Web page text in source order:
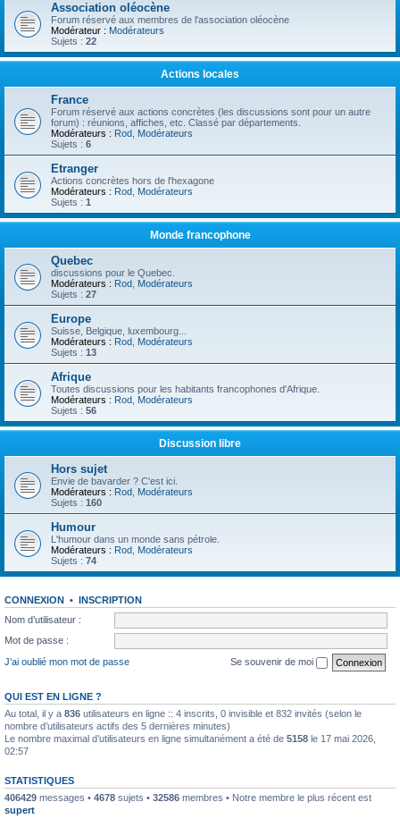
Association oléocène
Forum réservé aux membres de l'association oléocène
Modérateur : Modérateurs
Sujets : 22
Actions locales
France
Forum réservé aux actions concrètes (les discussions sont pour un autre
forum) : réunions, affiches, etc. Classé par départements.
Modérateurs : Rod Modérateurs
Sujets : 6
Etranger
Actions concrètes hors de l'hexagone
Modérateurs : Rod Modérateurs
Sujets : 1
Monde francophone
Quebec
discussions pour le Quebec.
Modérateurs : Rod Modérateurs
Sujets : 27
Europe
Suisse, Belgique, luxembourg...
Modérateurs : Rod Modérateurs
Sujets : 13
Afrique
Toutes discussions pour les habitants francophones d'Afrique.
Modérateurs : Rod Modérateurs
Sujets : 56
Discussion libre
Hors sujet
Envie de bavarder ? C'est ici.
Modérateurs : Rod Modérateurs
Sujets : 160
Humour
L'humour dans un monde sans pétrole.
Modérateurs : Rod Modérateurs
Sujets : 74
CONNEXION • INSCRIPTION
Nom d’utilisateur :
Mot de passe :
J’ai oublié mon mot de passe
Se souvenir de moi
QUI EST EN LIGNE ?
Au total, il y a 836 utilisateurs en ligne :: 4 inscrits, 0 invisible et 832 invités (selon le
nombre d’utilisateurs actifs des 5 dernières minutes)
Le nombre maximal d’utilisateurs en ligne simultanément a été de 5158 le 17 mai 2026,
02:57
STATISTIQUES
406429 messages • 4678 sujets • 32586 membres • Notre membre le plus récent est
supert